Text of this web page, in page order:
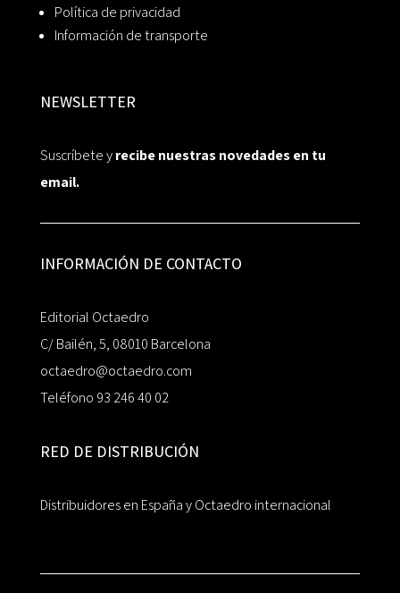
Política de privacidad
Información de transporte
NEWSLETTER
Suscríbete yrecibe nuestras novedades en tu
email.
INFORMACIÓN DE CONTACTO
Editorial Octaedro
C/ Bailén, 5, 08010 Barcelona
octaedro@octaedro.com
Teléfono 93 246 40 02
RED DE DISTRIBUCIÓN
Distribuidores en España y Octaedro internacional